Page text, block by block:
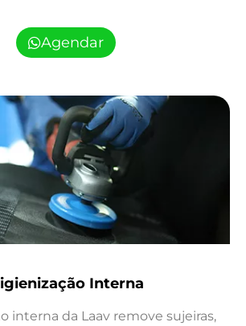
Agendar
Interna
interna da Laav remove sujeiras,